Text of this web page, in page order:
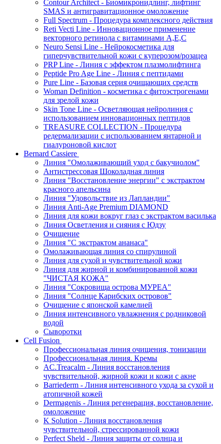
Contour Architect - Биомикронидлинг, лифтинг
SMAS и антигравитационное омоложение
Full Spectrum - Процедура комплексного действия
Reti Vecti Line - Инновационное применение
векторного ретинола с витаминами A,Е,С
Neuro Sensi Line - Нейрокосметика для
гиперчувствительной кожи с куперозом/розацеа
PRP Line - Линия с эффектом плазмолифтинга
Peptide Pro Age Line - Линия с пептидами
Pure Line - Базовая серия очищающих средств
Woman Definition - косметика с фитоэстрогенами
для зрелой кожи
Skin Tone Line - Осветляющая нейролиния с
использованием инновационных пептидов
TREASURE COLLECTION - Процедура
редермализации с использованием янтарной и
гиалуроновой кислот
Bernard Cassiere
Линия "Омолаживающий уход с бакучиолом"
Антистрессовая Шоколадная линия
Линия "Восстановление энергии" с экстрактом
красного апельсина
Линия "Удовольствие из Лапландии"
Линия Anti-Age Premium DIAMOND
Линия для кожи вокруг глаз с экстрактом василька
Линия Осветления и сияния с Юдзу
Очищение
Линия "С экстрактом ананаса"
Омолаживающая линия со спирулиной
Линия для сухой и чувствительной кожи
Линия для жирной и комбинированной кожи
"ЧИСТАЯ КОЖА"
Линия "Сокровища острова МУРЕА"
Линия "Солнце Карибских островов"
Очищение с японской камелией
Линия интенсивного увлажнения с родниковой
водой
Сыворотки
Cell Fusion
Профессиональная линия очищения, тонизации
Профессиональная линия. Кремы
AC.Treacalm - Линия восстановления
чувствительной, жирной кожи и кожи с акне
Barriederm - Линия интенсивного ухода за сухой и
атопичной кожей
Dermagenis - Линия регенерация, восстановление,
омоложение
K Solution - Линия восстановления
чувствительной, стрессированной кожи
Perfect Sheld - Линия защиты от солнца и